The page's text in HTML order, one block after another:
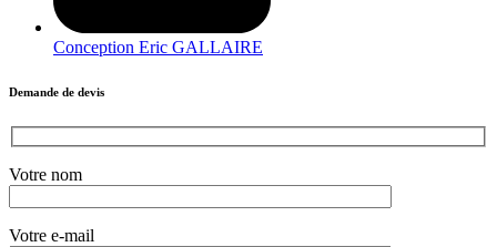
Conception Eric GALLAIRE
Demande de devis
Votre nom
Votre e-mail